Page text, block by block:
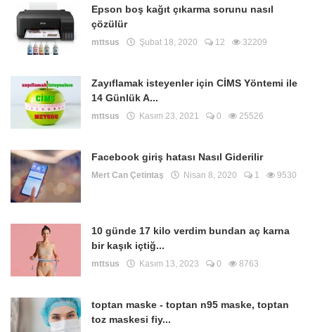
Epson boş kağıt çıkarma sorunu nasıl
çözülür
mttsus Şubat 18, 2020 12 32209
Zayıflamak isteyenler için CİMS Yöntemi ile
14 Günlük A...
mttsus Kasım 23, 2021 0 25526
Facebook giriş hatası Nasıl Giderilir
Mert Can Çetintaş Nisan 8, 2020 1 9530
10 günde 17 kilo verdim bundan aç karna
bir kaşık içtiğ...
mttsus Kasım 13, 2023 0 8763
toptan maske - toptan n95 maske, toptan
toz maskesi fiy...